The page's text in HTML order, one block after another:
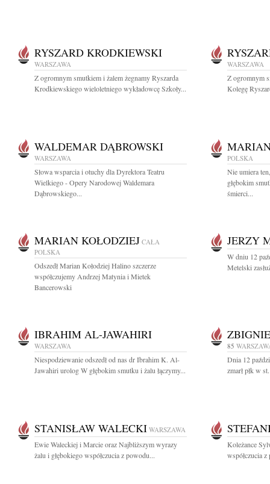
RYSZARD KRODKIEWSKI
WARSZAWA
Z ogromnym smutkiem i żalem żegnamy Ryszarda
Krodkiewskiego wieloletniego wykładowcę Szkoły...
WARSZAWA
Z ogromnym
Kolegę
WALDEMAR DĄBROWSKI
WARSZAWA
Słowa wsparcia i otuchy dla Dyrektora Teatru
Wielkiego - Opery Narodowej Waldemara
Dąbrowskiego...
POLSKA
Nie umiera
głębokim
śmierci...
MARIAN KOŁODZIEJ CAŁA
POLSKA
Odszedł Marian Kołodziej Halino szczerze
współczujemy Andrzej Matynia i Mietek
Bancerowski
JERZY
W dniu 12
Metelski
IBRAHIM AL-JAWAHIRI
WARSZAWA
Niespodziewanie odszedł od nas dr Ibrahim K. Al-
Jawahiri urolog W głębokim smutku i żalu łączymy...
85
Dnia 12
zmarł płk w
STANISŁAW WALECKI WARSZAWA
Ewie Waleckiej i Marcie oraz Najbliższym wyrazy
żalu i głębokiego współczucia z powodu...
Koleżance
współczucia